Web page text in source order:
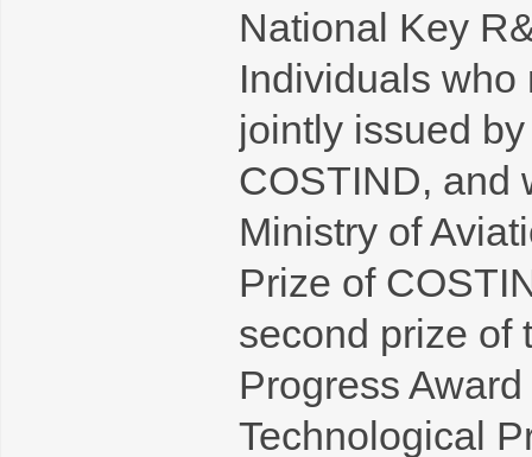
National Key
Individuals
jointly issued
COSTIND, and
Ministry of
Prize of
second prize of
Progress
Technological